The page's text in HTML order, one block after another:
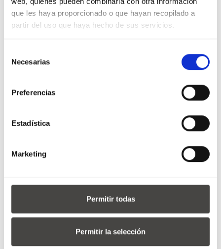
que les haya proporcionado o que hayan recopilado a
partir del uso que haya hecho de sus servicios.
Necesarias
Preferencias
Estadística
Marketing
Permitir todas
Permitir la selección